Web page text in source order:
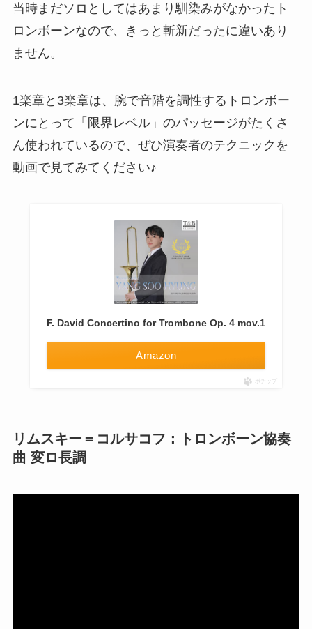
当時まだソロとしてはあまり馴染みがなかったト
ロンボーンなので、きっと斬新だったに違いあり
ません。
1楽章と3楽章は、腕で音階を調性するトロンボー
ンにとって「限界レベル」のパッセージがたくさ
ん使われているので、ぜひ演奏者のテクニックを
動画で見てみてください♪
F. David Concertino for Trombone Op. 4 mov.1
Amazon
ポチップ
リムスキー＝コルサコフ：トロンボーン協奏
曲 変ロ長調